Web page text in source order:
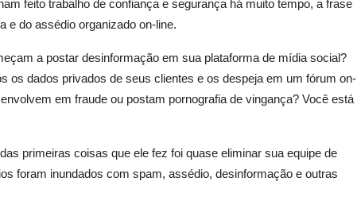
feito trabalho de confiança e segurança há muito tempo, a frase
e do assédio organizado on-line.
a postar desinformação em sua plataforma de mídia social?
os dados privados de seus clientes e os despeja em um fórum on-
em fraude ou postam pornografia de vingança? Você está
primeiras coisas que ele fez foi quase eliminar sua equipe de
foram inundados com spam, assédio, desinformação e outras